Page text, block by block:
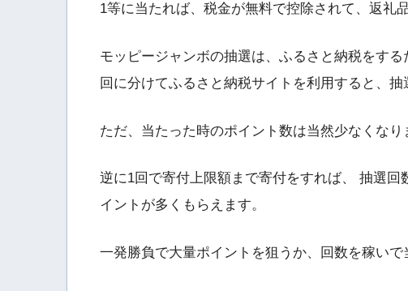
1等に当たれば、税金が無料で控除されて、返礼
モッピージャンボの抽選は、ふるさと納税をす
回に分けてふるさと納税サイトを利用すると、抽
ただ、当たった時のポイント数は当然少なくなり
逆に1回で寄付上限額まで寄付をすれば、 抽選
イントが多くもらえます。
一発勝負で大量ポイントを狙うか、回数を稼いで